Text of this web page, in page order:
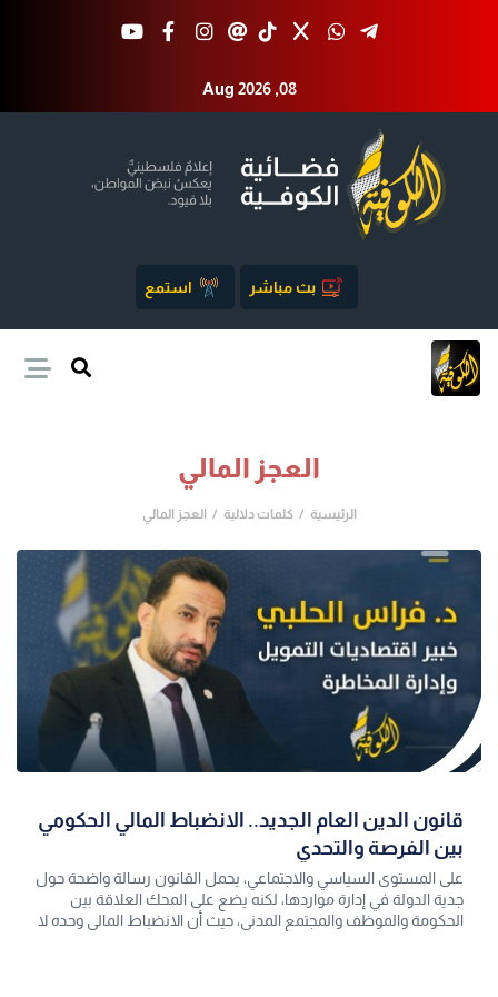
Aug 2026 ,08
بث مباشر استمع
العجز المالي
الرئيسية كلمات دلالية العجز المالي
قانون الدين العام الجديد.. الانضباط المالي الحكومي
بين الفرصة والتحدي
على المستوى السياسي والاجتماعي، يحمل القانون رسالة واضحة حول
جدية الدولة في إدارة مواردها، لكنه يضع على المحك العلاقة بين
الحكومة والموظف والمجتمع المدني، حيث أن الانضباط المالي وحده لا